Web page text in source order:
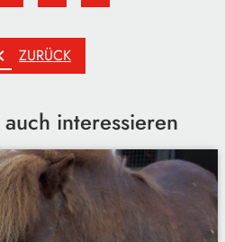
ZURÜCK
interessieren